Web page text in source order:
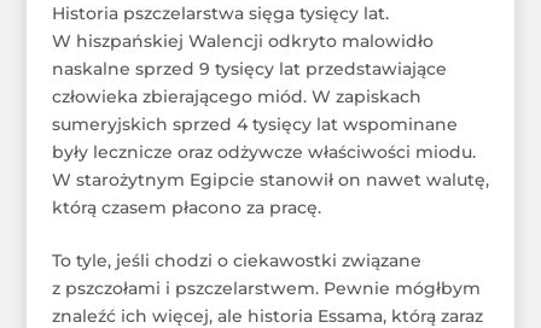
Historia pszczelarstwa sięga tysięcy lat.
W hiszpańskiej Walencji odkryto malowidło
naskalne sprzed 9 tysięcy lat przedstawiające
człowieka zbierającego miód. W zapiskach
sumeryjskich sprzed 4 tysięcy lat wspominane
były lecznicze oraz odżywcze właściwości miodu.
W starożytnym Egipcie stanowił on nawet walutę,
którą czasem płacono za pracę.
To tyle, jeśli chodzi o ciekawostki związane
z pszczołami i pszczelarstwem. Pewnie mógłbym
znaleźć ich więcej, ale historia Essama, którą zaraz